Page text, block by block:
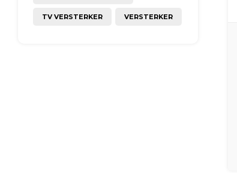
TV VERSTERKER VERSTERKER